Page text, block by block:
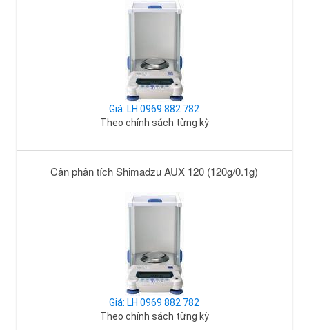
Giá: LH 0969 882 782
Theo chính sách từng kỳ
Cân phân tích Shimadzu AUX 120 (120g/0.1g)
Giá: LH 0969 882 782
Theo chính sách từng kỳ